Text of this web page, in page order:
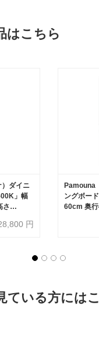
はこちら
ダイニ
」幅
さ
円
Pamouna
ングボー
60cm 奥
ている方には